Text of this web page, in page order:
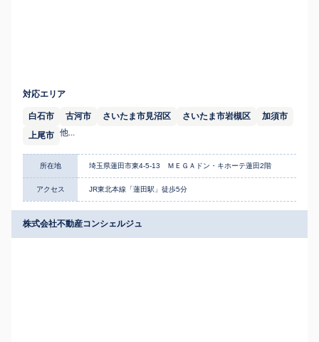
対応エリア
白石市 古河市 さいたま市見沼区 さいたま市岩槻区
加須市
上尾市 他...
所在地 埼玉県蓮田市東4-5-13 ＭＥＧＡドン・キホーテ蓮田2階
アクセス JR東北本線「蓮田駅」徒歩5分
株式会社不動産コンシェルジュ